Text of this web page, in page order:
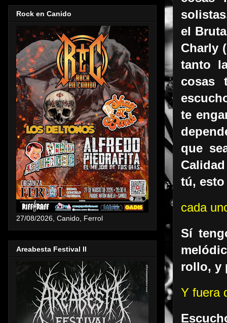
el
Charly
tanto
cosas
te
que
tú, esto
cada
Sí
rollo, y
Y fuera
Rock en Canido
27/08/2026, Canido, Ferrol
Areabesta Festival II